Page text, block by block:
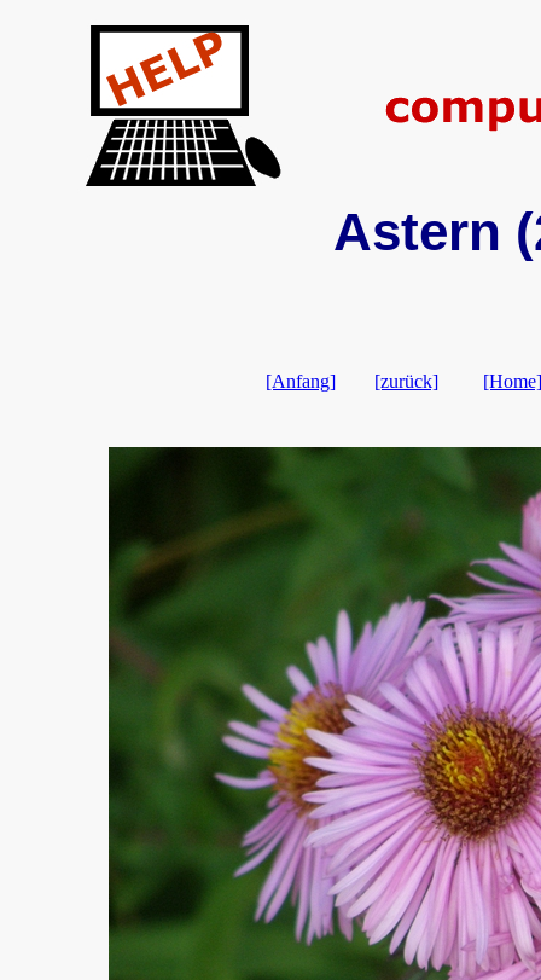
Astern
[Anfang] [zurück] [Home]